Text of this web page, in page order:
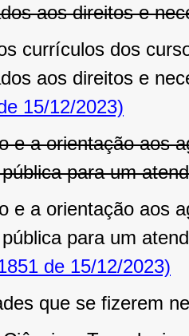
aos direitos e
currículos dos
aos direitos e
15/12/2023)
e a orientação aos
para um
e a orientação aos
para um
de 15/12/2023)
que se fizerem